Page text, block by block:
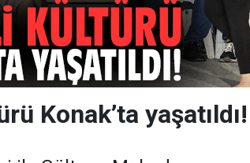
Konak’ta yaşatıldı!